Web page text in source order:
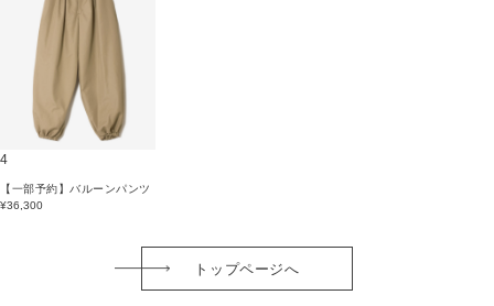
4
【一部予約】バルーンパンツ
¥36,300
トップページへ